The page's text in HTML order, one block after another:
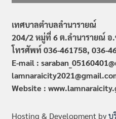
เทศบาลตำบลลำนารายณ์
204/2 หมู่ที่ 6 ต.ลำนารายณ์ อ
โทรศัพท์ 036-461758, 036-
E-mail :
Website : www.lamnaraicity
Hosting & Development byบ